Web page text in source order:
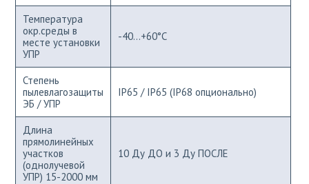
Температура
окр.среды в
месте установки
УПР
-40...+60°С
Степень
пылевлагозащиты
ЭБ / УПР
IP65 / IP65 (IP68 опционально)
Длина
прямолинейных
участков
(однолучевой
УПР) 15-2000 мм
10 Ду ДО и 3 Ду ПОСЛЕ